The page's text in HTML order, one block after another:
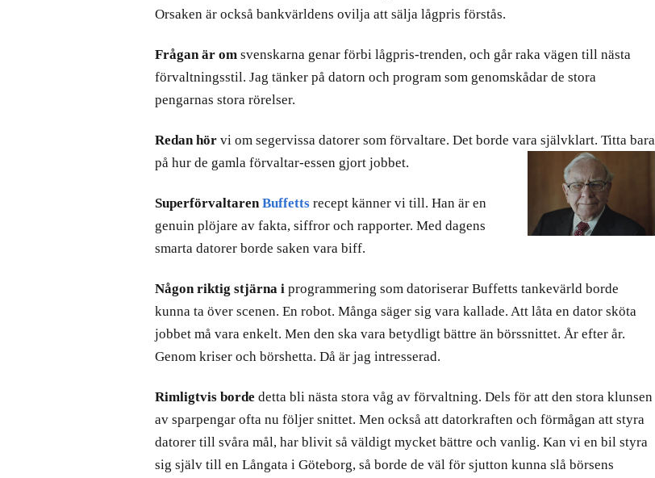
Orsaken är också bankvärldens ovilja att sälja lågpris förstås.
Frågan är om svenskarna genar förbi lågpris-trenden, och går raka vägen till nästa
förvaltningsstil. Jag tänker på datorn och program som genomskådar de stora
pengarnas stora rörelser.
Redan hör vi om segervissa datorer som förvaltare. Det borde vara självklart. Titta bara
på hur de gamla förvaltar-essen gjort jobbet.
Superförvaltaren Buffetts recept känner vi till. Han är en
genuin plöjare av fakta, siffror och rapporter. Med dagens
smarta datorer borde saken vara biff.
Någon riktig stjärna i programmering som datoriserar Buffetts tankevärld borde
kunna ta över scenen. En robot. Många säger sig vara kallade. Att låta en dator sköta
jobbet må vara enkelt. Men den ska vara betydligt bättre än börssnittet. År efter år.
Genom kriser och börshetta. Då är jag intresserad.
Rimligtvis borde detta bli nästa stora våg av förvaltning. Dels för att den stora klunsen
av sparpengar ofta nu följer snittet. Men också att datorkraften och förmågan att styra
datorer till svåra mål, har blivit så väldigt mycket bättre och vanlig. Kan vi en bil styra
sig själv till en Långata i Göteborg, så borde de väl för sjutton kunna slå börsens